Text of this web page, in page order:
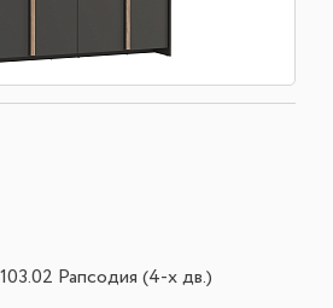
Рапсодия (4-х дв.)